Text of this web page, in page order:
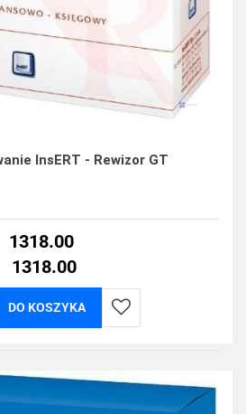
InsERT - Rewizor GT
1318.00
1318.00
DO KOSZYKA
Do
przechowalni